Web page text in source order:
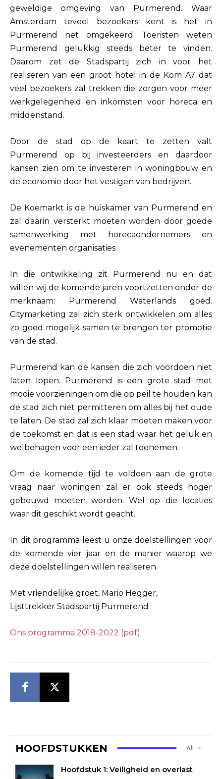
geweldige omgeving van Purmerend. Waar
Amsterdam teveel bezoekers kent is het in
Purmerend net omgekeerd. Toeristen weten
Purmerend gelukkig steeds beter te vinden.
Daarom zet de Stadspartij zich in voor het
realiseren van een groot hotel in de Kom A7 dat
veel bezoekers zal trekken die zorgen voor meer
werkgelegenheid en inkomsten voor horeca en
middenstand.
Door de stad op de kaart te zetten valt
Purmerend op bij investeerders en daardoor
kansen zien om te investeren in woningbouw en
de economie door het vestigen van bedrijven.
De Koemarkt is de huiskamer van Purmerend en
zal daarin versterkt moeten worden door goede
samenwerking met horecaondernemers en
evenementen organisaties.
In die ontwikkeling zit Purmerend nu en dat
willen wij de komende jaren voortzetten onder de
merknaam: Purmerend Waterlands goed.
Citymarketing zal zich sterk ontwikkelen om alles
zo goed mogelijk samen te brengen ter promotie
van de stad.
Purmerend kan de kansen die zich voordoen niet
laten lopen. Purmerend is een grote stad met
mooie voorzieningen om die op peil te houden kan
de stad zich niet permitteren om alles bij het oude
te laten. De stad zal zich klaar moeten maken voor
de toekomst en dat is een stad waar het geluk en
welbehagen voor een ieder zal toenemen.
Om de komende tijd te voldoen aan de grote
vraag naar woningen zal er ook steeds hoger
gebouwd moeten worden. Wel op die locaties
waar dit geschikt wordt geacht.
In dit programma leest u onze doelstellingen voor
de komende vier jaar en de manier waarop we
deze doelstellingen willen realiseren.
Met vriendelijke groet, Mario Hegger,
Lijsttrekker Stadspartij Purmerend
Ons programma 2018-2022 (pdf)
HOOFDSTUKKEN All
Hoofdstuk 1: Veiligheid en overlast